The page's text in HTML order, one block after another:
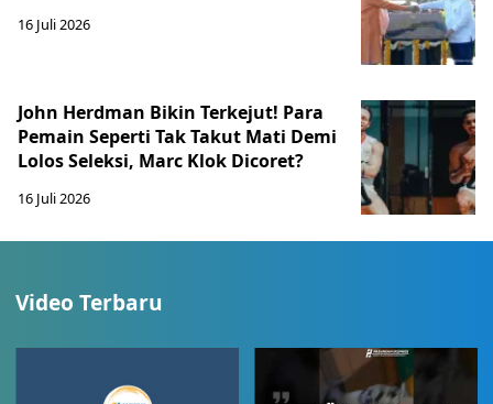
16 Juli 2026
John Herdman Bikin Terkejut! Para
Pemain Seperti Tak Takut Mati Demi
Lolos Seleksi, Marc Klok Dicoret?
16 Juli 2026
Video Terbaru